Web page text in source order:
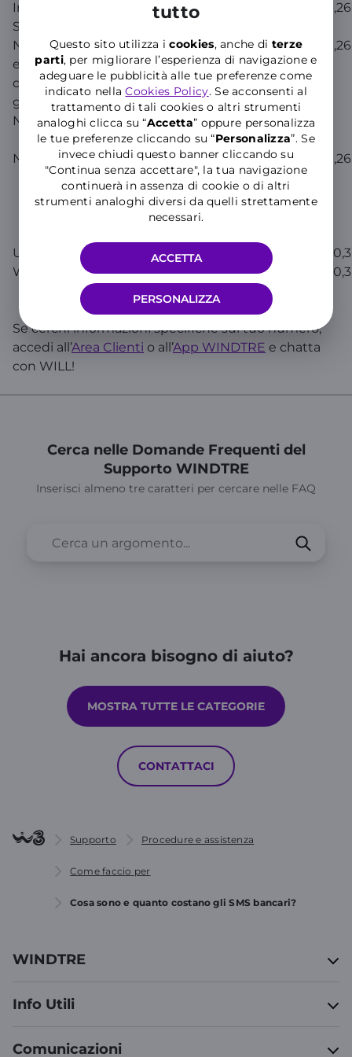
tutto
Questo sito utilizza icookies, anche di terze
parti, per migliorare l’esperienza di navigazione e
adeguare le pubblicità alle tue preferenze come
indicato nellaCookies Policy. Se acconsenti al
trattamento di tali cookies o altri strumenti
analoghi clicca su “Accetta” oppure personalizza
le tue preferenze cliccando su “Personalizza”. Se
invece chiudi questo banner cliccando su
"Continua senza accettare", la tua navigazione
continuerà in assenza di cookie o di altri
strumenti analoghi diversi da quelli strettamente
necessari.
PERSONALIZZA
ACCETTA
Intesa
SanPaolo
4860000 800 303 306 0,26
Nexi
e carte di
credito
gestite da
Nexi
4860005 02.345.444 –
assistenza
clienti
02.345.441 –
assistenza
non clienti
0,16 0,26
Numia 486000206.80.80.800
clienti BCC;
02.99.29.7700
clienti Banco
0,16 0,26
UniCredit 4860001 800 575 757 0,16
0,3
Widiba
4866481 800 225 577 0,16 0,3
Se cerchi informazioni specifiche sul tuo numero,
accedi all’Area Clienti o all’App WINDTRE e chatta
con WILL!
Cerca nelle Domande Frequenti del
Supporto WINDTRE
Inserisci almeno tre caratteri per cercare nelle FAQ
Hai ancora bisogno di aiuto?
MOSTRA TUTTE LE CATEGORIE
CONTATTACI
Supporto Procedure e assistenza
Come faccio per
Cosa sono e quanto costano gli SMS bancari?
WINDTRE
Info Utili
Comunicazioni